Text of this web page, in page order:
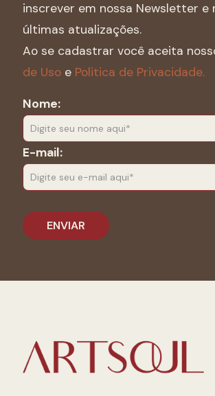
inscrever em nossa Newsletter e
últimas atualizações.
Ao se cadastrar você aceita
de Uso e Politica de Privacidade.
Nome:
E-mail: